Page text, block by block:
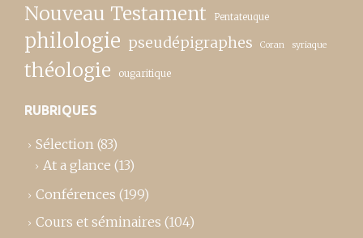
Nouveau Testament Pentateuque
philologie pseudépigraphes Coran syriaque
théologie ougaritique
RUBRIQUES
Sélection (83)
At a glance (13)
Conférences (199)
Cours et séminaires (104)